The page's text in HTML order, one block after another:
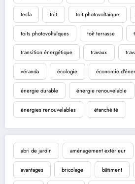
tesla toit toit photovoltaïque
toits photovoltaïques toit terrasse
transition énergétique travaux
véranda écologie économie
énergie durable énergie renouvelable
énergies renouvelables étanchéité
abri de jardin aménagement extérieur
avantages bricolage bâtiment